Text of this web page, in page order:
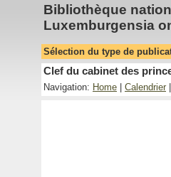
Bibliothèque
Luxemburgensia
Sélection du type de
Clef du cabinet des
Navigation: Home Calendrier